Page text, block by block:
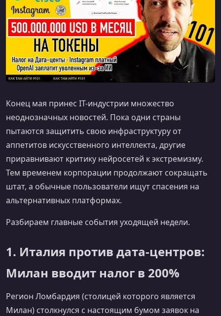
Конец мая принес IT-индустрии множество
неоднозначных новостей. Пока одни страны
пытаются защитить свою инфраструктуру от
аппетитов искусственного интеллекта, другие
приравнивают критику нейросетей к экстремизму.
Тем временем корпорации продолжают сокращать
штат, а обычные пользователи ищут спасения на
альтернативных платформах.
Разбираем главные события уходящей недели.
1. Италия против дата-центров:
Милан вводит налог в 200%
Регион Ломбардия (столицей которого является
Милан) столкнулся с настоящим бумом заявок на